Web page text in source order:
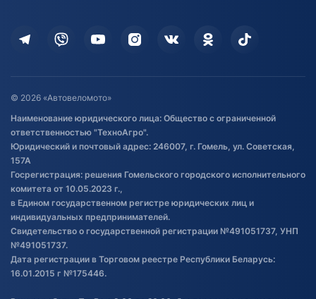
Дополнительные услуги
Оставить отзыв
Договор публичной оферты
Обработка файлов cookie
Постановка транспорта на учет
Обновления в ЭПТС 2024
© 2026 «Автовеломото»
Наименование юридического лица: Общество с ограниченной
ответственностью "ТехноАгро".
Юридический и почтовый адрес: 246007, г. Гомель, ул. Советская,
157А
Госрегистрация: решения Гомельского городского исполнительного
комитета от 10.05.2023 г.,
в Едином государственном регистре юридических лиц и
индивидуальных предпринимателей.
Свидетельство о государственной регистрации №491051737, УНП
№491051737.
Дата регистрации в Торговом реестре Республики Беларусь:
16.01.2015 г №175446.